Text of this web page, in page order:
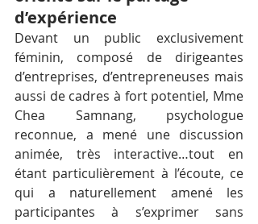
d’expérience
Devant un public exclusivement
féminin, composé de dirigeantes
d’entreprises, d’entrepreneuses mais
aussi de cadres à fort potentiel, Mme
Chea Samnang, psychologue
reconnue, a mené une discussion
animée, très interactive…tout en
étant particulièrement à l’écoute, ce
qui a naturellement amené les
participantes à s’exprimer sans